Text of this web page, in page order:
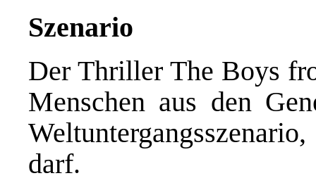
Szenario
Der Thriller The Boys
Menschen aus den
darf.